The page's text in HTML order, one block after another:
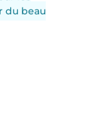
du beau